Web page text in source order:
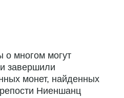
многом могут
завершили
монет, найденных
Ниеншанц